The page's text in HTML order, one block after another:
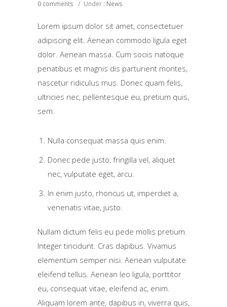
0 comments / Under : News
Lorem ipsum dolor sit amet, consectetuer
adipiscing elit. Aenean commodo ligula eget
dolor. Aenean massa. Cum sociis natoque
penatibus et magnis dis parturient montes,
nascetur ridiculus mus. Donec quam felis,
ultricies nec, pellentesque eu, pretium quis,
sem.
Nulla consequat massa quis enim.
Donec pede justo, fringilla vel, aliquet
nec, vulputate eget, arcu.
In enim justo, rhoncus ut, imperdiet a,
venenatis vitae, justo.
Nullam dictum felis eu pede mollis pretium.
Integer tincidunt. Cras dapibus. Vivamus
elementum semper nisi. Aenean vulputate
eleifend tellus. Aenean leo ligula, porttitor
eu, consequat vitae, eleifend ac, enim.
Aliquam lorem ante, dapibus in, viverra quis,